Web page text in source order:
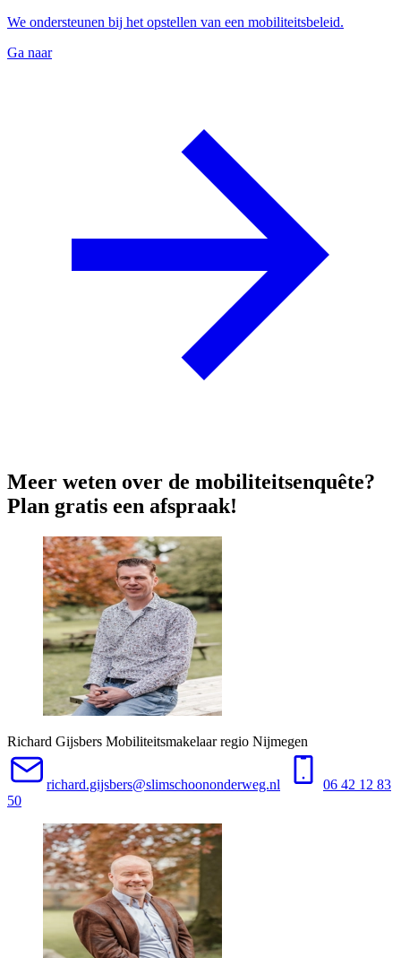
We ondersteunen bij het opstellen van een mobiliteitsbeleid.
Ga naar
Meer weten over de mobiliteitsenquête?
Plan gratis een afspraak!
Richard Gijsbers Mobiliteitsmakelaar regio Nijmegen
richard.gijsbers@slimschoononderweg.nl
06 42 12 83
50